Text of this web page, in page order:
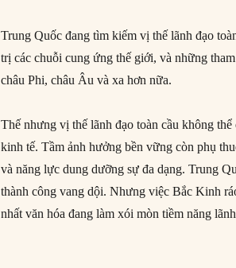
Trung Quốc đang tìm kiếm vị thế lãnh đạo
trị các chuỗi cung ứng thế giới, và những
châu Phi, châu Âu và xa hơn nữa.
Thế nhưng vị thế lãnh đạo toàn cầu không
kinh tế. Tầm ảnh hưởng bền vững còn phụ
và năng lực dung dưỡng sự đa dạng. Trung
thành công vang dội. Nhưng việc Bắc Kinh
nhất văn hóa đang làm xói mòn tiềm năng